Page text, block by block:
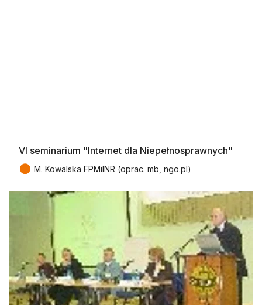
VI seminarium "Internet dla Niepełnosprawnych"
● M. Kowalska FPMiINR (oprac. mb, ngo.pl)